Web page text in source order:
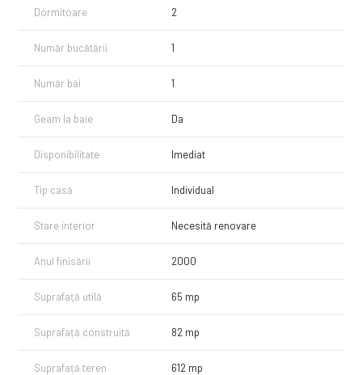
Dormitoare 2
Număr bucătării 1
Număr băi 1
Geam la baie Da
Disponibilitate Imediat
Tip casă Individual
Stare interior Necesită renovare
Anul finisării 2000
Suprafață utilă 65 mp
Suprafață construită 82 mp
Suprafață teren 612 mp